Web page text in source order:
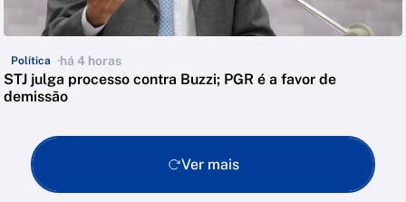
Política há 4 horas
STJ julga processo contra Buzzi; PGR é a favor de
demissão
Ver mais